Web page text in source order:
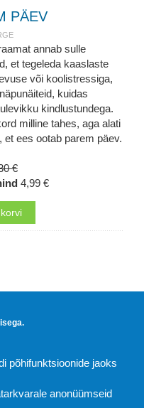
PÄEV
annab sulle
et tegeleda kaaslaste
või koolistressiga,
kuidas
kindlustundega.
milline tahes, aga alati
et ees ootab parem päev.
€
4,99 €
põhifunktsioonide jaoks
anonüümseid